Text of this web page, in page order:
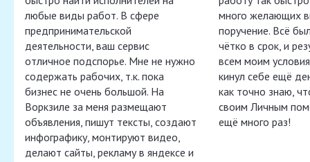
любые виды работ. В сфере
предпринимательской
деятельности, ваш сервис
отличное подспорье. Мне не нужно
содержать рабочих, т.к. пока
бизнес не очень большой. На
Воркзиле за меня размещают
объявления, пишут тексты, создают
инфографику, монтируют видео,
делают сайты, рекламу в яндексе и
много желающих
поручение. Всё
чётко в срок, и
всем моим
кинул себе ещё
как точно знаю,
своим Личным
ещё много раз!